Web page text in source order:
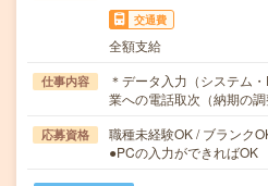
交通費
全額支給
仕事内容
＊データ入力（システム
業への電話取次（納期の
応募資格
職種未経験OK / ブランク
●PCの入力ができればOK